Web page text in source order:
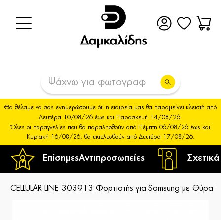
ΕπίσημεςΑντιπροσωπείες
Θα θέλαμε να σας ενημερώσουμε ότι η εταιρεία μας θα παραμείνει κλειστή από
Δευτέρα 10/08/26 έως και Παρασκευή 14/08/26.
Όλες οι παραγγελίες που θα παραληφθούν από Πέμπτη 06/08/26 έως και
Κυριακή 16/08/26, θα εκτελεσθούν από Δευτέρα 17/08/26.
CELLULAR LINE 303913 Φορτιστής για Samsung με Θύρα